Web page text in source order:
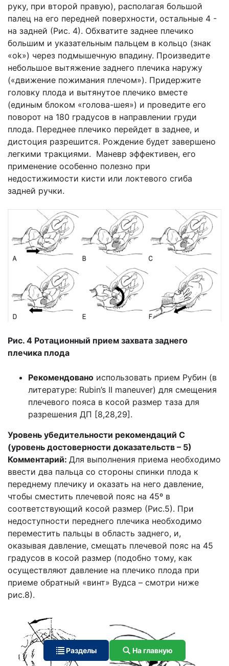
руку, при второй правую), располагая большой
палец на его передней поверхности, остальные 4 -
на задней (Рис. 4). Обхватите заднее плечико
большим и указательным пальцем в кольцо (знак
«ok») через подмышечную впадину. Произведите
небольшое вытяжение заднего плечика наружу
(«движение пожимания плечом»). Придержите
головку плода и вытянутое плечико вместе
(единым блоком «голова-шея») и проведите его
поворот на 180 градусов в направлении груди
плода. Переднее плечико перейдет в заднее, и
дистоция разрешится. Рождение будет завершено
легкими тракциями. Маневр эффективен, его
применение особенно полезно при
недостижимости кисти или локтевого сгиба
задней ручки.
Рис. 4 Ротационный прием захвата заднего
плечика плода
Рекомендовано использовать прием Рубин (в
литературе: Rubin’s II maneuver) для смещения
плечевого пояса в косой размер таза для
разрешения ДП [8,28,29].
Уровень убедительности рекомендаций С
(уровень достоверности доказательств – 5)
Комментарий: Для выполнения приема необходимо
ввести два пальца со стороны спинки плода к
переднему плечику и оказать на него давление,
чтобы сместить плечевой пояс на 45º в
соответствующий косой размер (Рис.5). При
недоступности переднего плечика необходимо
переместить пальцы в область заднего, и,
оказывая давление, смещать плечевой пояс на 45
градусов в косой размер (подобно тому, как
осуществляют давление на плечико плода при
приеме обратный «винт» Вудса – смотри ниже
рис.8).
Разделы На главную